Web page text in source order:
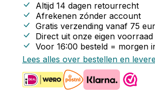
Altijd 14 dagen retourrecht
Afrekenen zónder account
Gratis verzending vanaf 75
Direct uit onze eigen voorraad
Voor 16:00 besteld = morgen
Lees alles over bestellen en